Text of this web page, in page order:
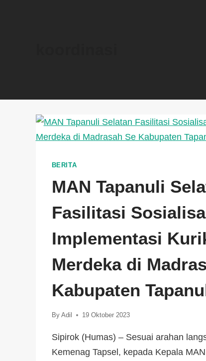
BERITA
MAN Tapanuli
Fasilitasi
Implementasi
Merdeka di
Kabupaten
By Adil 19 Oktober 2023
Sipirok (Humas) – Sesuai arahan
Kemenag Tapsel, kepada Kepala